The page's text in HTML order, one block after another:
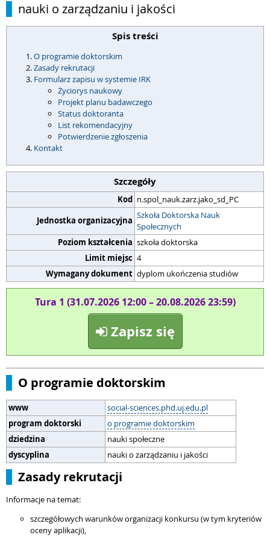
nauki o zarządzaniu i jakości
Spis treści
O programie doktorskim
Zasady rekrutacji
Formularz zapisu w systemie IRK
Życiorys naukowy
Projekt planu badawczego
Status doktoranta
List rekomendacyjny
Potwierdzenie zgłoszenia
Kontakt
Szczegóły
Kod n.spol_nauk.zarz.jako_sd_PC
Jednostka organizacyjna Szkoła Doktorska Nauk
Społecznych
Poziom kształcenia szkoła doktorska
Limit miejsc 4
Wymagany dokument dyplom ukończenia studiów
Tura 1 (31.07.2026 12:00 – 20.08.2026 23:59)
Zapisz się
O programie doktorskim
www
social-sciences.phd.uj.edu.pl
program doktorski
o programie doktorskim
dziedzina
nauki społeczne
dyscyplina
nauki o zarządzaniu i jakości
Zasady rekrutacji
Informacje na temat:
szczegółowych warunków organizacji konkursu (w tym kryteriów
oceny aplikacji),